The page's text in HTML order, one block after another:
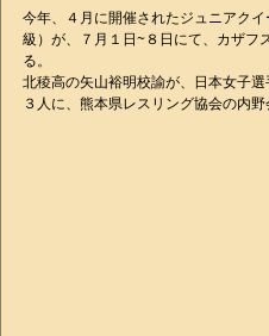
今年、４月に開催されたジュニアク
級）が、７月１日~８日にて、カザフ
る。
北稜高の矢山裕明校諭が、日本女子選
３人に、熊本県レスリング協会の内